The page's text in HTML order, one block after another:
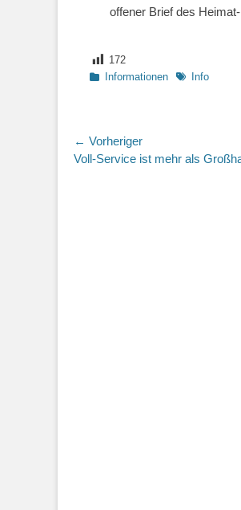
offener Brief des
172
Kategorien
Informationen Schlagworte
Info
← Vorheriger
Vorheriger
Voll-Service ist mehr als